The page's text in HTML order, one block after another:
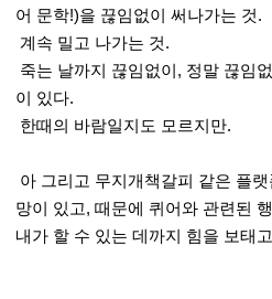
어 문학!)을 끊임없이 써나가는 것.
계속 밀고 나가는 것.
죽는 날까지 끊임없이, 정말 끊임
이 있다.
한때의 바람일지도 모르지만.
아 그리고 무지개책갈피 같은 플
망이 있고, 때문에 퀴어와 관련된
내가 할 수 있는 데까지 힘을 보태